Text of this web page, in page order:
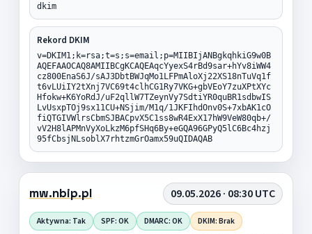
dkim
Rekord DKIM
v=DKIM1;k=rsa;t=s;s=email;p=MIIBIjANBgkqhkiG9w0B
AQEFAAOCAQ8AMIIBCgKCAQEAqcYyexS4rBd9sar+hYv8iWW4
cz800EnaS6J/sAJ3DbtBWJqMo1LFPmAloXj22XS18nTuVq1f
t6vLUiIY2tXnj7VC69t4clhCG1Ry7VKG+gbVEoY7zuXPtXYc
Hfokw+K6YoRdJ/uF2qllW7TZeynVy7SdtiYR0quBR1sdbwIS
LvUsxpTOj9sx11CU+NSjim/M1q/1JKFIhdOnv0S+7xbAK1cO
fiQTGIVWlrsCbmSJBACpvX5C1ss8wR4ExX17hW9VeW80qb+/
vV2H8lAPMnVyXoLkzM6pfSHq6By+eGQA96GPyQ5lC6Bc4hzj
95fCbsjNLsoblX7rhtzmGrOamx59uQIDAQAB
mw.nbip.pl 09.05.2026 · 08:30 UTC
Aktywna: Tak SPF: OK DMARC: OK DKIM: Brak